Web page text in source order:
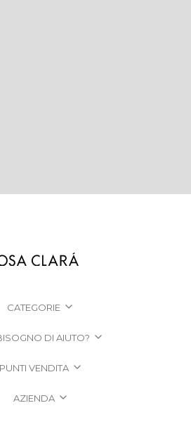
CATEGORIE
DI AIUTO?
PUNTI VENDITA
AZIENDA